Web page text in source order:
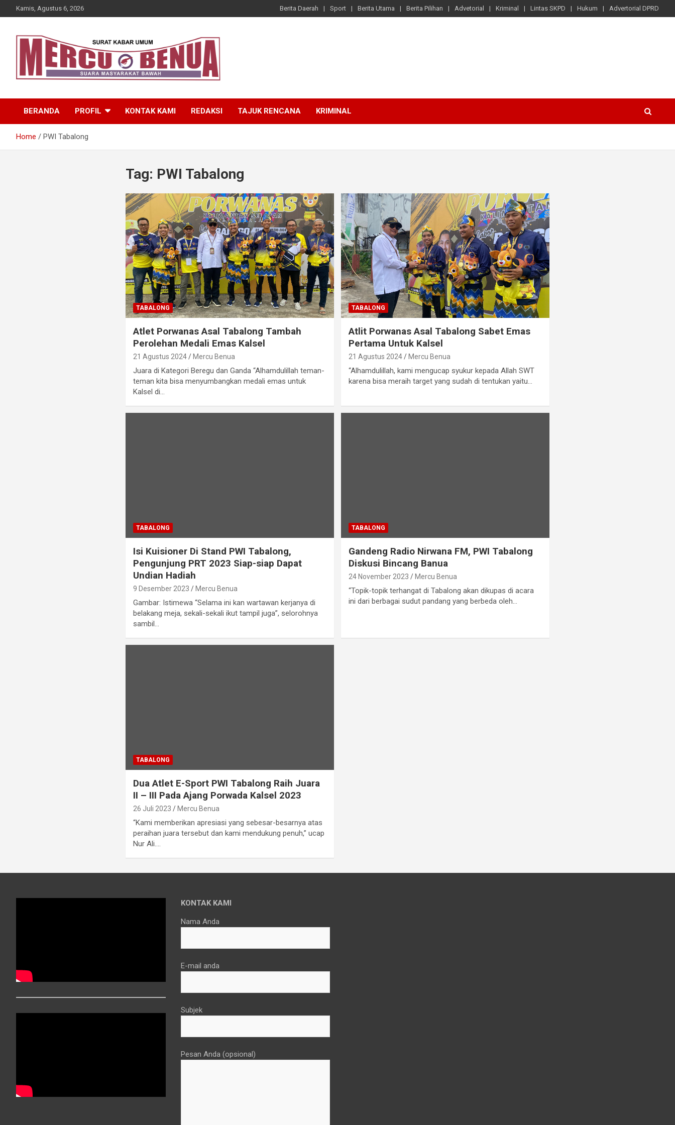
to
Kamis, Agustus 6, 2026 Berita Daerah Sport Berita Utama Berita Pilihan Advetorial Kriminal Lintas SKPD Hukum Advertorial DPRD
Mercu Benua
BERANDA PROFIL KONTAK KAMI REDAKSI TAJUK RENCANA KRIMINAL
Home PWI Tabalong
Tag: PWI Tabalong
TABALONG
Atlet Porwanas Asal Tabalong Tambah
Perolehan Medali Emas Kalsel
21 Agustus 2024 Mercu Benua
Juara di Kategori Beregu dan Ganda “Alhamdulillah teman-
teman kita bisa menyumbangkan medali emas untuk
Kalsel di…
TABALONG
Atlit Porwanas Asal Tabalong Sabet Emas
Pertama Untuk Kalsel
21 Agustus 2024 Mercu Benua
“Alhamdulillah, kami mengucap syukur kepada Allah SWT
karena bisa meraih target yang sudah di tentukan yaitu…
TABALONG
Isi Kuisioner Di Stand PWI Tabalong,
Pengunjung PRT 2023 Siap-siap Dapat
Undian Hadiah
9 Desember 2023 Mercu Benua
Gambar: Istimewa “Selama ini kan wartawan kerjanya di
belakang meja, sekali-sekali ikut tampil juga”, selorohnya
sambil…
TABALONG
Gandeng Radio Nirwana FM, PWI Tabalong
Diskusi Bincang Banua
24 November 2023 Mercu Benua
“Topik-topik terhangat di Tabalong akan dikupas di acara
ini dari berbagai sudut pandang yang berbeda oleh…
TABALONG
Dua Atlet E-Sport PWI Tabalong Raih Juara
II – III Pada Ajang Porwada Kalsel 2023
26 Juli 2023 Mercu Benua
“Kami memberikan apresiasi yang sebesar-besarnya atas
peraihan juara tersebut dan kami mendukung penuh,” ucap
Nur Ali.…
KONTAK KAMI
Nama Anda
E-mail anda
Subjek
Pesan Anda (opsional)